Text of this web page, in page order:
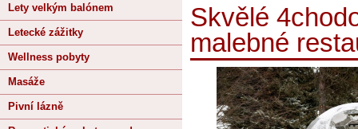
Skvělé
malebné
Lety velkým balónem
Letecké zážitky
Wellness pobyty
Masáže
Pivní lázně